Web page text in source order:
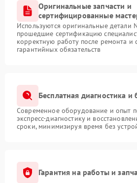
Оригинальные запчасти и
сертифицированные
Используются оригинальные детали
прошедшие сертификацию
корректную работу после ремонта и
гарантийных обязательств
Бесплатная диагностика
Современное оборудование и опыт
экспресс-диагностику и
сроки, минимизируя время без
Гарантия на работы и